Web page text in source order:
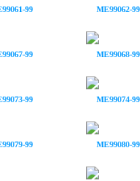
99 ME99062-99
99 ME99068-99
99 ME99074-99
99 ME99080-99